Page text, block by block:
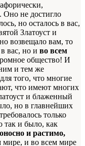
Оно не достигло
но осталось в вас,
Златоуст и
возвещало вам, то
вас, но и во всем
общество! И
и тем же
того, что многие
что имеют многих
и блаженный
но в главнейших
только
так и было, как
и растимо,
мире, и во всем мире